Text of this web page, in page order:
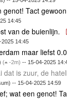
genot! Tact
14:45
van de buienlijn.
14:45
maar liefst
( -2m) -- 15-04-2025
dat is zuur, de
-- 15-04-2025 14:59
wat een genot!